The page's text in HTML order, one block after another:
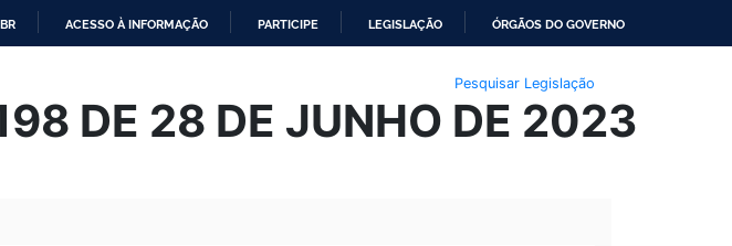
ACESSO À INFORMAÇÃO PARTICIPE LEGISLAÇÃO ÓRGÃOS DO GOVERNO
Pesquisar Legislação
DE 28 DE JUNHO DE 2023